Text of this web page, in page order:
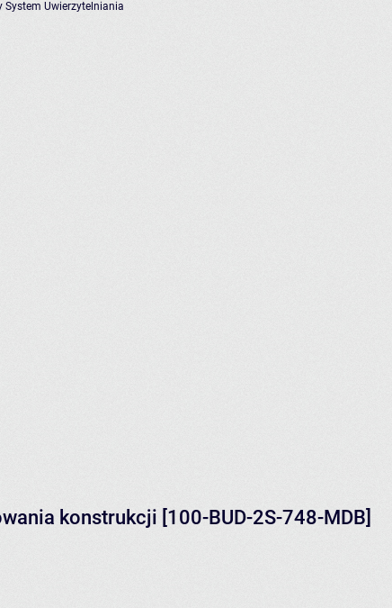
System Uwierzytelniania
konstrukcji [100-BUD-2S-748-MDB]